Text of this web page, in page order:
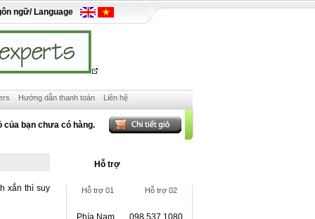
ngữ/ Language
Hướng dẫn thanh toán Liên hệ
của bạn chưa có hàng.
xắn thì suy
Hỗ trợ
Hỗ trợ 01 Hỗ trợ 02
Phía Nam
098.537.1080